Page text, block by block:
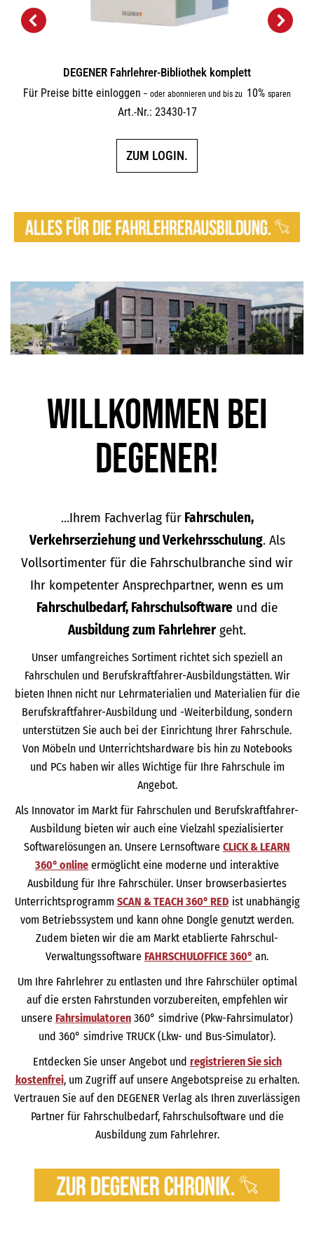
DEGENER Fahrlehrer-Bibliothek komplett
Für Preise bitte einloggen – oder abonnieren und bis zu 10% sparen
Art.-Nr.: 23430-17
ZUM LOGIN.
Willkommen bei
DEGENER!
…Ihrem Fachverlag fürFahrschulen,
Verkehrserziehung und Verkehrsschulung. Als
Vollsortimenter für die Fahrschulbranche sind wir
Ihr kompetenter Ansprechpartner, wenn es um
Fahrschulbedarf, Fahrschulsoftware und die
Ausbildung zum Fahrlehrer geht.
Unser umfangreiches Sortiment richtet sich speziell an
Fahrschulen und Berufskraftfahrer-Ausbildungstätten. Wir
bieten Ihnen nicht nur Lehrmaterialien und Materialien für die
Berufskraftfahrer-Ausbildung und -Weiterbildung, sondern
unterstützen Sie auch bei der Einrichtung Ihrer Fahrschule.
Von Möbeln und Unterrichtshardware bis hin zu Notebooks
und PCs haben wir alles Wichtige für Ihre Fahrschule im
Angebot.
Als Innovator im Markt für Fahrschulen und Berufskraftfahrer-
Ausbildung bieten wir auch eine Vielzahl spezialisierter
Softwarelösungen an. Unsere Lernsoftware CLICK & LEARN
360° online ermöglicht eine moderne und interaktive
Ausbildung für Ihre Fahrschüler. Unser browserbasiertes
Unterrichtsprogramm SCAN & TEACH 360° RED ist unabhängig
vom Betriebssystem und kann ohne Dongle genutzt werden.
Zudem bieten wir die am Markt etablierte Fahrschul-
Verwaltungssoftware FAHRSCHULOFFICE 360° an.
Um Ihre Fahrlehrer zu entlasten und Ihre Fahrschüler optimal
auf die ersten Fahrstunden vorzubereiten, empfehlen wir
unsere Fahrsimulatoren 360° simdrive (Pkw-Fahrsimulator)
und 360° simdrive TRUCK (Lkw- und Bus-Simulator).
Entdecken Sie unser Angebot und registrieren Sie sich
kostenfrei, um Zugriff auf unsere Angebotspreise zu erhalten.
Vertrauen Sie auf den DEGENER Verlag als Ihren zuverlässigen
Partner für Fahrschulbedarf, Fahrschulsoftware und die
Ausbildung zum Fahrlehrer.